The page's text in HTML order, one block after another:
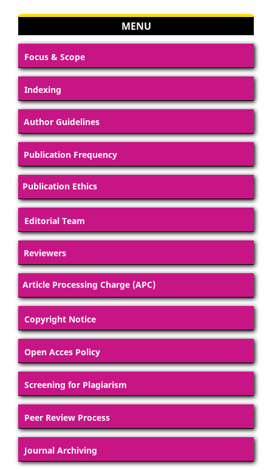
MENU
Focus & Scope
Indexing
Author Guidelines
Publication Frequency
Publication Ethics
Editorial Team
Reviewers
Article Processing Charge (APC)
Copyright Notice
Open Acces Policy
Screening for Plagiarism
Peer Review Process
Journal Archiving